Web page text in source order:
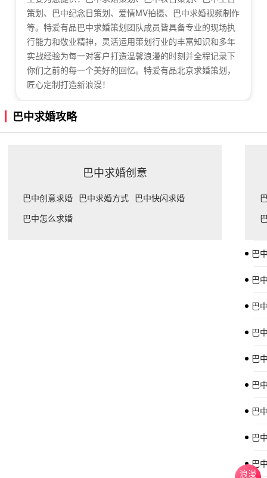
策划、巴中纪念日策划、爱情MV拍摄、巴中求婚视频制作
等。特爱有品巴中求婚策划团队成员皆具备专业的现场执
行能力和敬业精神，灵活运用策划行业的丰富知识和多年
实战经验为每一对客户打造温馨浪漫的时刻并全程记录下
你们之前的每一个美好的回忆。特爱有品北京求婚策划，
匠心定制打造新浪漫！
巴中求婚攻略
巴中求婚创意
巴中创意求婚 巴中求婚方式 巴中快闪求婚
巴中怎么求婚
巴
巴
巴
巴
巴
巴
巴中
巴
巴
浪漫